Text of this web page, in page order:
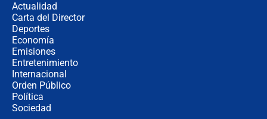
Actualidad
Carta del Director
Deportes
Economía
Emisiones
Entretenimiento
Internacional
Orden Público
Política
Sociedad